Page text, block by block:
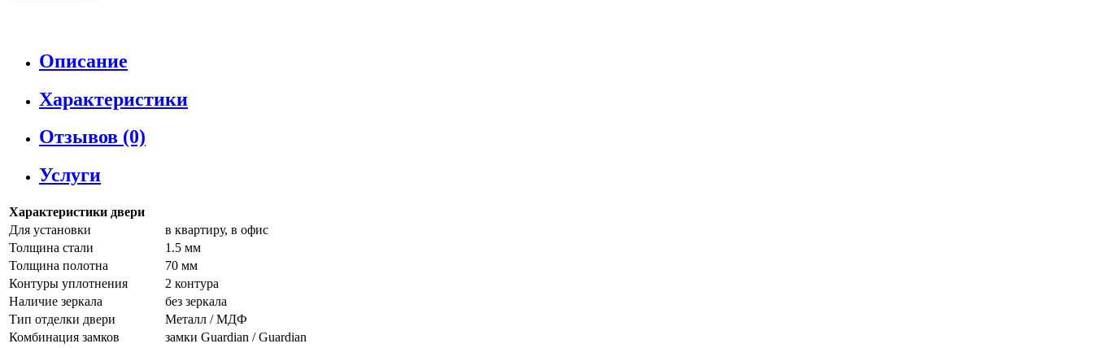
Описание
Характеристики
Отзывов (0)
Услуги
Характеристики двери
Для установки
в квартиру, в офис
Толщина стали
1.5 мм
Толщина полотна
70 мм
Контуры уплотнения
2 контура
Наличие зеркала
без зеркала
Тип отделки двери
Металл / МДФ
Комбинация замков
замки Guardian / Guardian